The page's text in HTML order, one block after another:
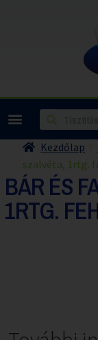
Kezdőlap
szalvéta, 1rtg.
BÁR ÉS
1RTG.